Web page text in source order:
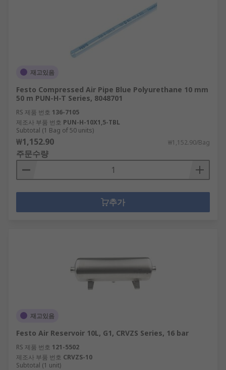
재고있음
Festo Compressed Air Pipe Blue Polyurethane 10 mm
50 m PUN-H-T Series, 8048701
RS 제품 번호 136-7105
제조사 부품 번호 PUN-H-10X1,5-TBL
Subtotal (1 Bag of 50 units)
₩1,152.90 ₩1,152.90/Bag
주문수량
추가
재고있음
Festo Air Reservoir 10L, G1, CRVZS Series, 16 bar
RS 제품 번호 121-5502
제조사 부품 번호 CRVZS-10
Subtotal (1 unit)